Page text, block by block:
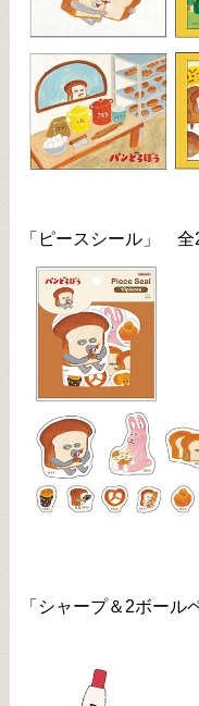
「ピースシール」
「シャープ＆2ボー